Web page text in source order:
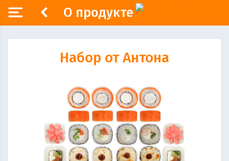
О продукте
Набор от Антона